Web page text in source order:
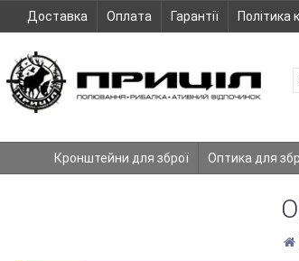
Доставка Оплата Гарантії Політика
Кронштейни для зброї Оптика для